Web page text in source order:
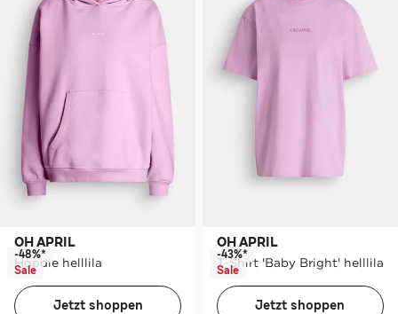
OH APRIL
Hoodie helllila
-48%*
Sale
Jetzt shoppen
OH APRIL
T-Shirt 'Baby Bright' helllila
-43%*
Sale
Jetzt shoppen